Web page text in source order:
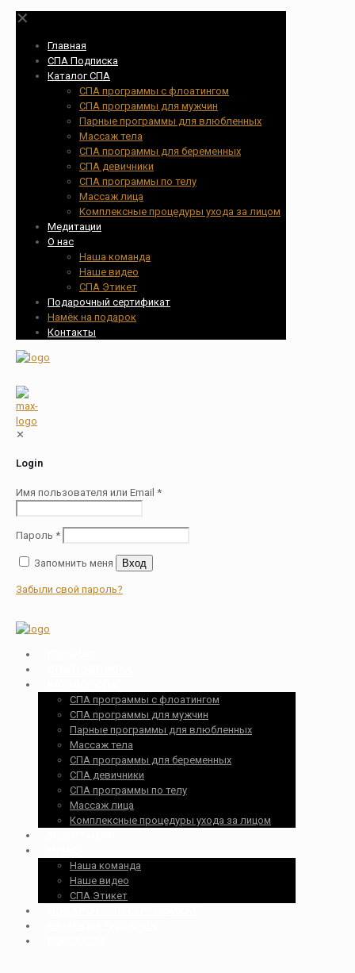
✕
Главная
СПА Подписка
Каталог СПА
СПА программы с флоатингом
СПА программы для мужчин
Парные программы для влюбленных
Массаж тела
СПА программы для беременных
СПА девичники
СПА программы по телу
Массаж лица
Комплексные процедуры ухода за лицом
Медитации
О нас
Наша команда
Наше видео
СПА Этикет
Подарочный сертификат
Намёк на подарок
Контакты
✕
Login
Имя пользователя или Email *
Пароль *
Запомнить меня Вход
Забыли свой пароль?
СПА программы с флоатингом
СПА программы для мужчин
Парные программы для влюбленных
Массаж тела
СПА программы для беременных
СПА девичники
СПА программы по телу
Массаж лица
Комплексные процедуры ухода за лицом
Наша команда
Наше видео
СПА Этикет